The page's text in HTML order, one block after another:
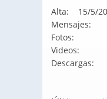
Alta:
15/5/
Mensajes:
Fotos:
Videos:
Descargas: